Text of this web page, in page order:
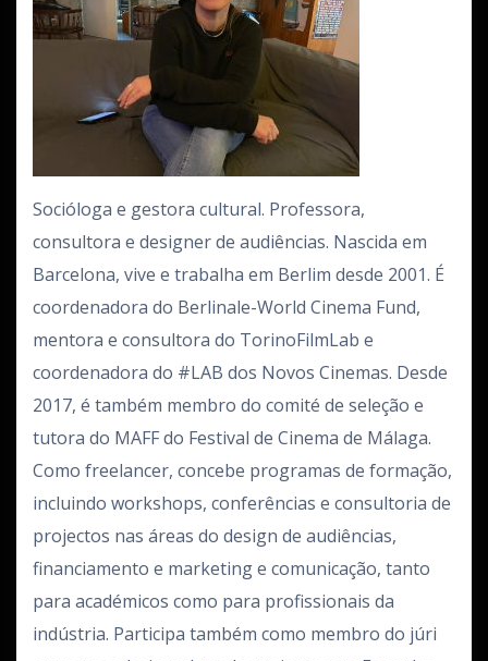
Socióloga e gestora cultural. Professora,
consultora e designer de audiências. Nascida em
Barcelona, vive e trabalha em Berlim desde 2001. É
coordenadora do Berlinale-World Cinema Fund,
mentora e consultora do TorinoFilmLab e
coordenadora do #LAB dos Novos Cinemas. Desde
2017, é também membro do comité de seleção e
tutora do MAFF do Festival de Cinema de Málaga.
Como freelancer, concebe programas de formação,
incluindo workshops, conferências e consultoria de
projectos nas áreas do design de audiências,
financiamento e marketing e comunicação, tanto
para académicos como para profissionais da
indústria. Participa também como membro do júri